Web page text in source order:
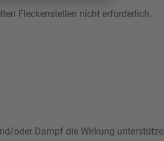
Fleckenstellen nicht erforderlich.
oder Dampf die Wirkung